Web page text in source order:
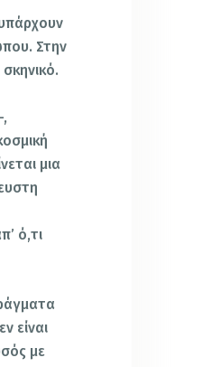
Στην
μια
ό,τι
είναι
με